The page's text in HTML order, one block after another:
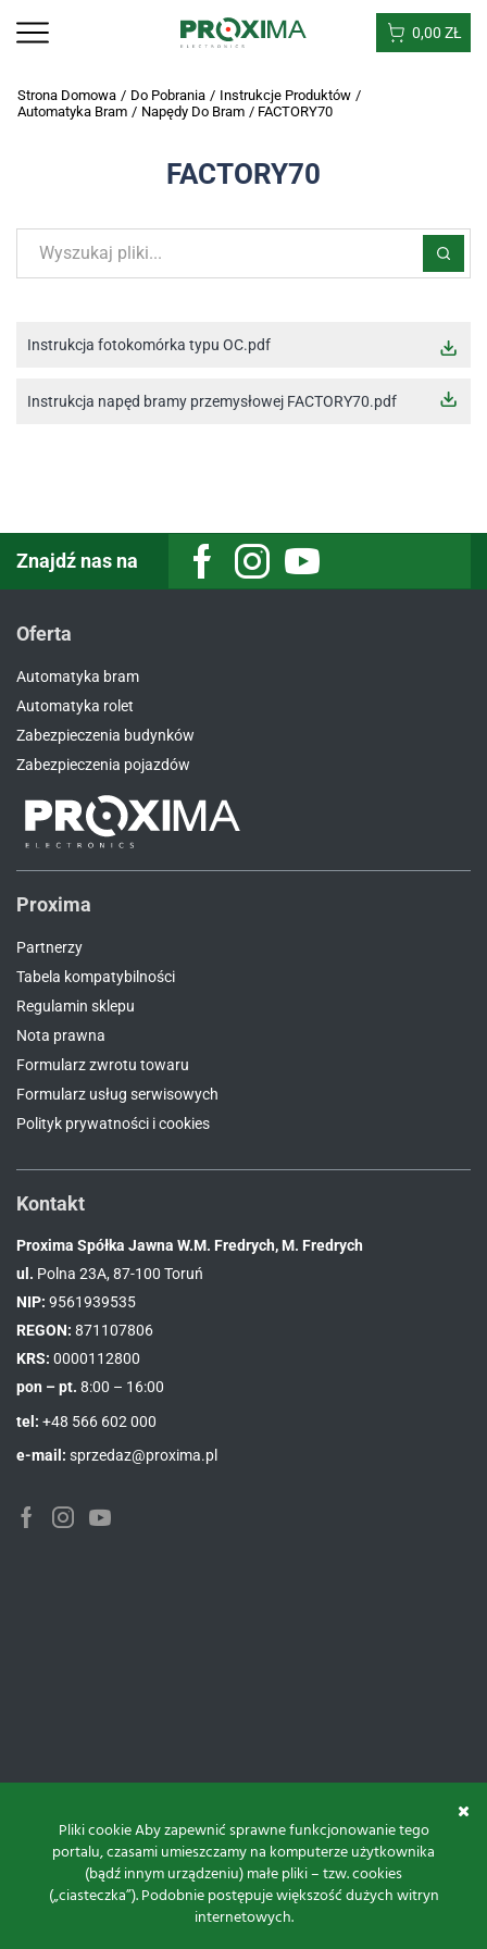
0,00 ZŁ
Strona Domowa / Do Pobrania / Instrukcje Produktów /
Automatyka Bram / Napędy Do Bram / FACTORY70
FACTORY70
Instrukcja fotokomórka typu OC.pdf
Instrukcja napęd bramy przemysłowej FACTORY70.pdf
Znajdź nas na FacebookInstagramYoutube
Oferta
Automatyka bram
Automatyka rolet
Zabezpieczenia budynków
Zabezpieczenia pojazdów
Proxima
Partnerzy
Tabela kompatybilności
Regulamin sklepu
Nota prawna
Formularz zwrotu towaru
Formularz usług serwisowych
Polityk prywatności i cookies
Kontakt
Proxima Spółka Jawna W.M. Fredrych, M. Fredrych
ul. Polna 23A, 87-100 Toruń
NIP: 9561939535
REGON: 871107806
KRS: 0000112800
pon – pt. 8:00 – 16:00
tel: +48 566 602 000
e-mail: sprzedaz@proxima.pl
FacebookInstagramYoutube
Pliki cookie Aby zapewnić sprawne funkcjonowanie tego
portalu, czasami umieszczamy na komputerze użytkownika
(bądź innym urządzeniu) małe pliki – tzw. cookies
(„ciasteczka”). Podobnie postępuje większość dużych witryn
internetowych.